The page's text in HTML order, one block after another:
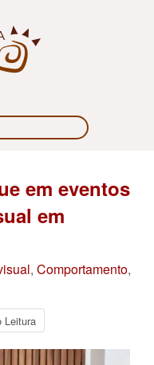
em eventos
em
, Comportamento,
Leitura